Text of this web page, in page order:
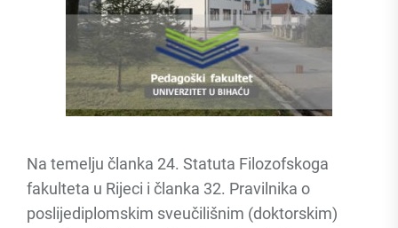
Na temelju članka 24. Statuta Filozofskoga
fakulteta u Rijeci i članka 32. Pravilnika o
poslijediplomskim sveučilišnim (doktorskim)